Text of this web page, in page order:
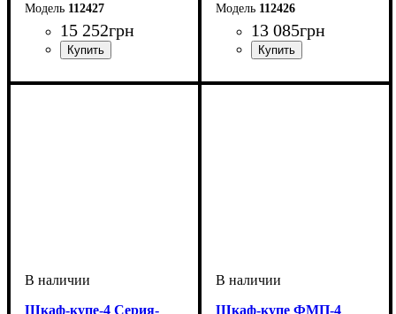
112427
15 252грн
112426
13 085грн
Шкаф-купе-4 Серия- Шкаф-купе ФМП-4